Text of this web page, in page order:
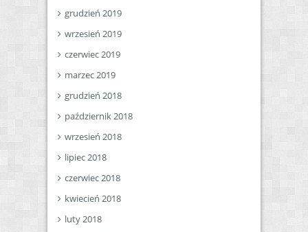
grudzień 2019
wrzesień 2019
czerwiec 2019
marzec 2019
grudzień 2018
październik 2018
wrzesień 2018
lipiec 2018
czerwiec 2018
kwiecień 2018
luty 2018